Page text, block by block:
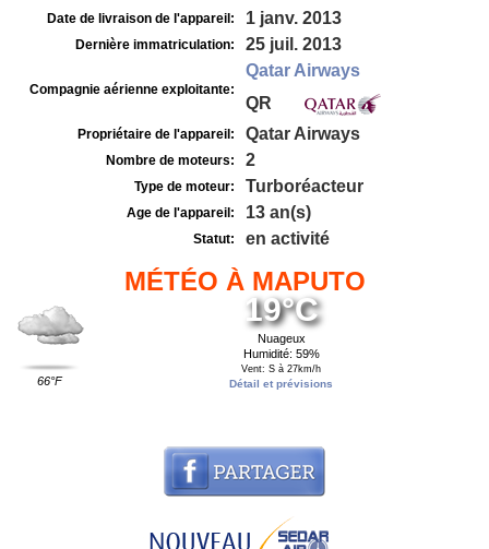
Date de livraison de l'appareil: 1 janv. 2013
Dernière immatriculation: 25 juil. 2013
Compagnie aérienne exploitante:
Qatar Airways
QR
Propriétaire de l'appareil: Qatar Airways
Nombre de moteurs: 2
Type de moteur: Turboréacteur
Age de l'appareil: 13 an(s)
Statut: en activité
MÉTÉO À MAPUTO
66°F
19°C
Nuageux
Humidité: 59%
Vent: S à 27km/h
Détail et prévisions